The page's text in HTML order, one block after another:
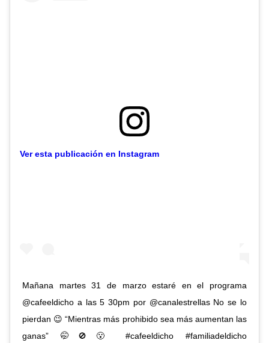
Ver esta publicación en Instagram
Mañana martes 31 de marzo estaré en el programa
@cafeeldicho a las 5 30pm por @canalestrellas No se lo
pierdan 😉 “Mientras más prohibido sea más aumentan las
ganas” 🤭🚫😮 #cafeeldicho #familiadeldicho